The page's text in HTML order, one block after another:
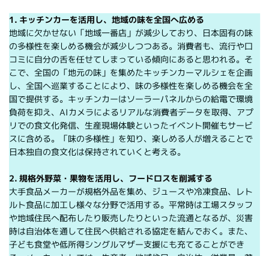
1. キッチンカーを活用し、地域の味を全国へ広める
地域に欠かせない「地域一番店」が減少しており、日本固有の味
の多様性を楽しめる機会が減少しつつある。消費者も、流行や口
コミに自分の舌を任せてしまっている傾向にあると思われる。そ
こで、全国の「地元の味」を集めたキッチンカーマルシェを企画
し、全国へ巡業することにより、味の多様性を楽しめる機会を全
国で提供する。キッチンカーはソーラーパネルからの給電で環境
負荷を抑え、AIカメラによるリアルな消費者データを取得、アプ
リでの食文化発信、生産現場体験といったイベント開催もサービ
スに含める。「味の多様性」を知り、楽しめる人が増えることで
日本独自の食文化は保持されていくと考える。
2. 規格外野菜・果物を活用し、フードロスを削減する
大手食品メーカーが規格外品を集め、ジュースや冷凍食品、レト
ルト食品に加工し様々な分野で活用する。平常時は工場スタッフ
や地域住民へ配布したり販売したりといった流通となるが、災害
時は自治体を通して住民へ供給される協定を結んでおく。また、
子ども食堂や低所得シングルマザー支援にも充てることができ